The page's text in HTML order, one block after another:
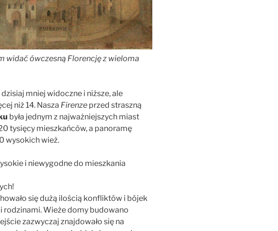
widać ówczesną Florencję z wieloma
dzisiaj mniej widoczne i niższe, ale
niż 14. Nasza Firenze przed straszną
była jednym z najważniejszych miast
tysięcy mieszkańców, a panoramę
wysokich wież.
i niewygodne do mieszkania
się dużą ilością konfliktów i bójek
rodzinami. Wieże domy budowano
zazwyczaj znajdowało się na